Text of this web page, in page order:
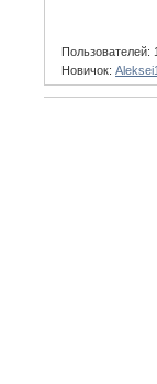
Пользователей:
Новичок: Aleksei1